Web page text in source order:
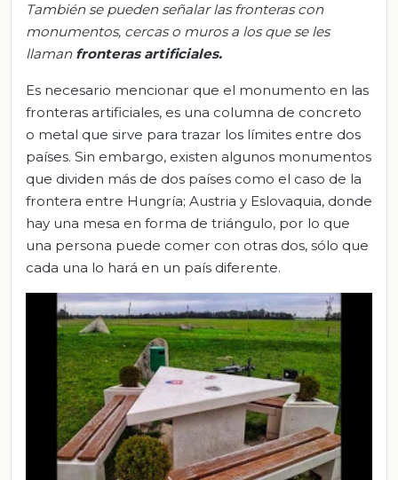
También se pueden señalar las fronteras con
monumentos, cercas o muros a los que se les
llaman fronteras artificiales.
Es necesario mencionar que el monumento en las
fronteras artificiales, es una columna de concreto
o metal que sirve para trazar los límites entre dos
países. Sin embargo, existen algunos monumentos
que dividen más de dos países como el caso de la
frontera entre Hungría; Austria y Eslovaquia, donde
hay una mesa en forma de triángulo, por lo que
una persona puede comer con otras dos, sólo que
cada una lo hará en un país diferente.